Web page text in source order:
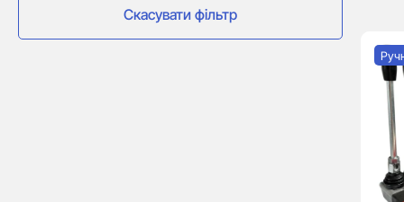
Скасувати фільтр